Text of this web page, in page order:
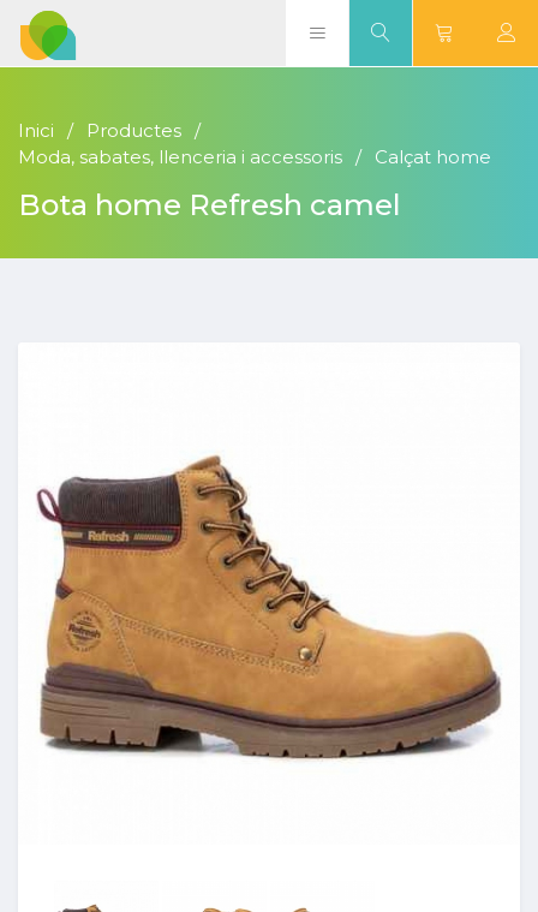
Inici
Productes
Moda, sabates, llenceria i accessoris
Calçat home
Bota home Refresh camel